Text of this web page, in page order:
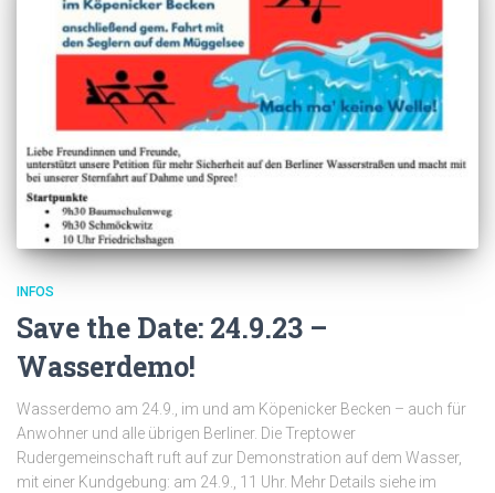
INFOS
Save the Date: 24.9.23 –
Wasserdemo!
Wasserdemo am 24.9., im und am Köpenicker Becken – auch für
Anwohner und alle übrigen Berliner. Die Treptower
Rudergemeinschaft ruft auf zur Demonstration auf dem Wasser,
mit einer Kundgebung: am 24.9., 11 Uhr. Mehr Details siehe im